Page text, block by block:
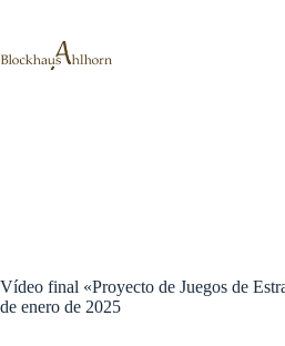
contenido
Vídeo final «Proyecto de Juegos de
de enero de 2025